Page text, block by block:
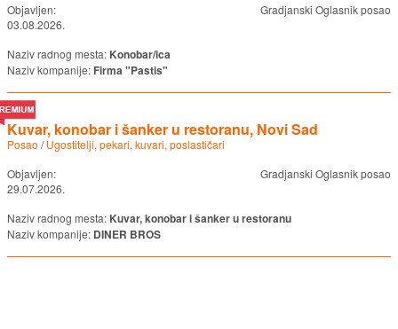
Gradjanski Oglasnik posao
Objavljen:
03.08.2026.
Naziv radnog mesta: Konobar/ica
Naziv kompanije: Firma "Pastis"
Kuvar, konobar i šanker u restoranu, Novi Sad
Posao /Ugostitelji, pekari, kuvari, poslastičari
Gradjanski Oglasnik posao
Objavljen:
29.07.2026.
Naziv radnog mesta: Kuvar, konobar i šanker u restoranu
Naziv kompanije: DINER BROS